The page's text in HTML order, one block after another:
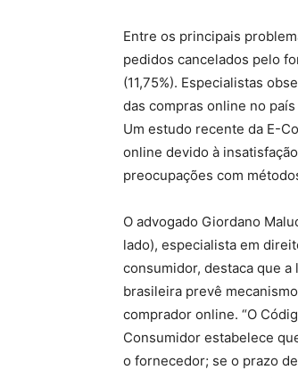
Entre os principais
pedidos cancelados pelo
(11,75%). Especialistas
das compras online no
Um estudo recente da E-
online devido à
preocupações com
O advogado Giordano
lado), especialista em
consumidor, destaca que a
brasileira prevê
comprador online. “O
Consumidor estabelece
o fornecedor; se o prazo